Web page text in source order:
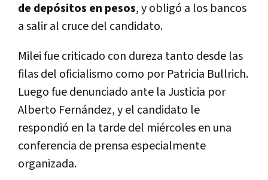
de depósitos en pesos, y obligó a los bancos
a salir al cruce del candidato.
Milei fue criticado con dureza tanto desde las
filas del oficialismo como por Patricia Bullrich.
Luego fue denunciado ante la Justicia por
Alberto Fernández, y el candidato le
respondió en la tarde del miércoles en una
conferencia de prensa especialmente
organizada.